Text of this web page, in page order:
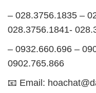
– 028.3756.1835 –
028.3756.1841-
– 0932.660.696 –
0902.765.866
📧 Email: